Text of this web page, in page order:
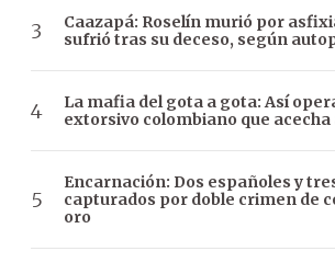
Caazapá: Roselín murió por
sufrió tras su deceso, según
La mafia del gota a gota: Así
extorsivo colombiano que acecha
Encarnación: Dos españoles y
capturados por doble crimen de
oro